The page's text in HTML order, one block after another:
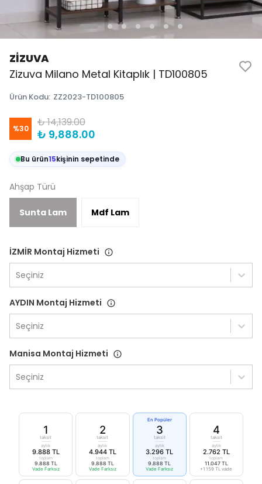
ZİZUVA
Zizuva Milano Metal Kitaplık | TD100805
Ürün Kodu: ZZ2023-TD100805
%30 ₺ 14,139.00
₺ 9,888.00
Bu ürün15kişinin sepetinde
Ahşap Türü
Sunta Lam Mdf Lam
İZMİR Montaj Hizmeti
Seçiniz
AYDIN Montaj Hizmeti
Seçiniz
Manisa Montaj Hizmeti
Seçiniz
1
taksit
aylık
9.888 TL
toplam
9.888 TL
Vade Farksız
2
taksit
aylık
4.944 TL
toplam
9.888 TL
Vade Farksız
En Popüler
3
taksit
aylık
3.296 TL
toplam
9.888 TL
Vade Farksız
4
taksit
aylık
2.762 TL
toplam
11.047 TL
+1.159 TL vade